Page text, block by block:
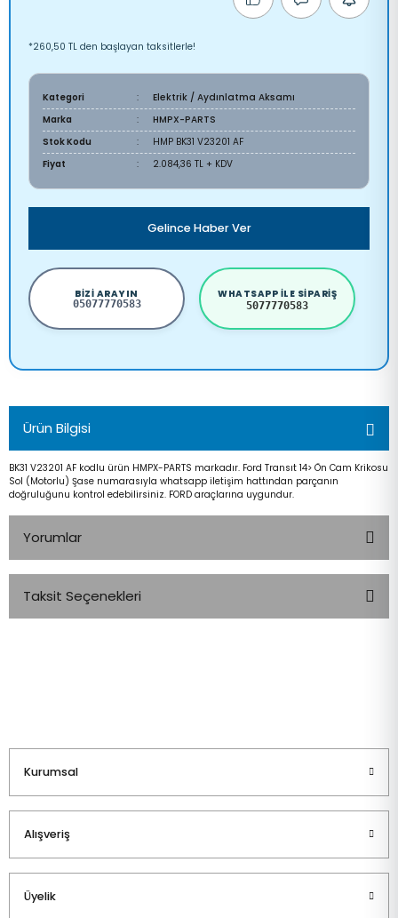
*260,50 TL den başlayan taksitlerle!
Kategori
Elektrik / Aydınlatma Aksamı
Marka
HMPX-PARTS
Stok Kodu
HMP BK31 V23201 AF
Fiyat
2.084,36 TL + KDV
Gelince Haber Ver
BIZI ARAYIN
05077770583
WHATSAPP ILE SIPARIŞ
5077770583
Ürün Bilgisi
BK31 V23201 AF kodlu ürün HMPX-PARTS markadır. Ford Transıt 14> Ön Cam Krikosu
Sol (Motorlu) Şase numarasıyla whatsapp iletişim hattından parçanın
doğruluğunu kontrol edebilirsiniz. FORD araçlarına uygundur.
Yorumlar
Taksit Seçenekleri
Kurumsal
Alışveriş
Üyelik